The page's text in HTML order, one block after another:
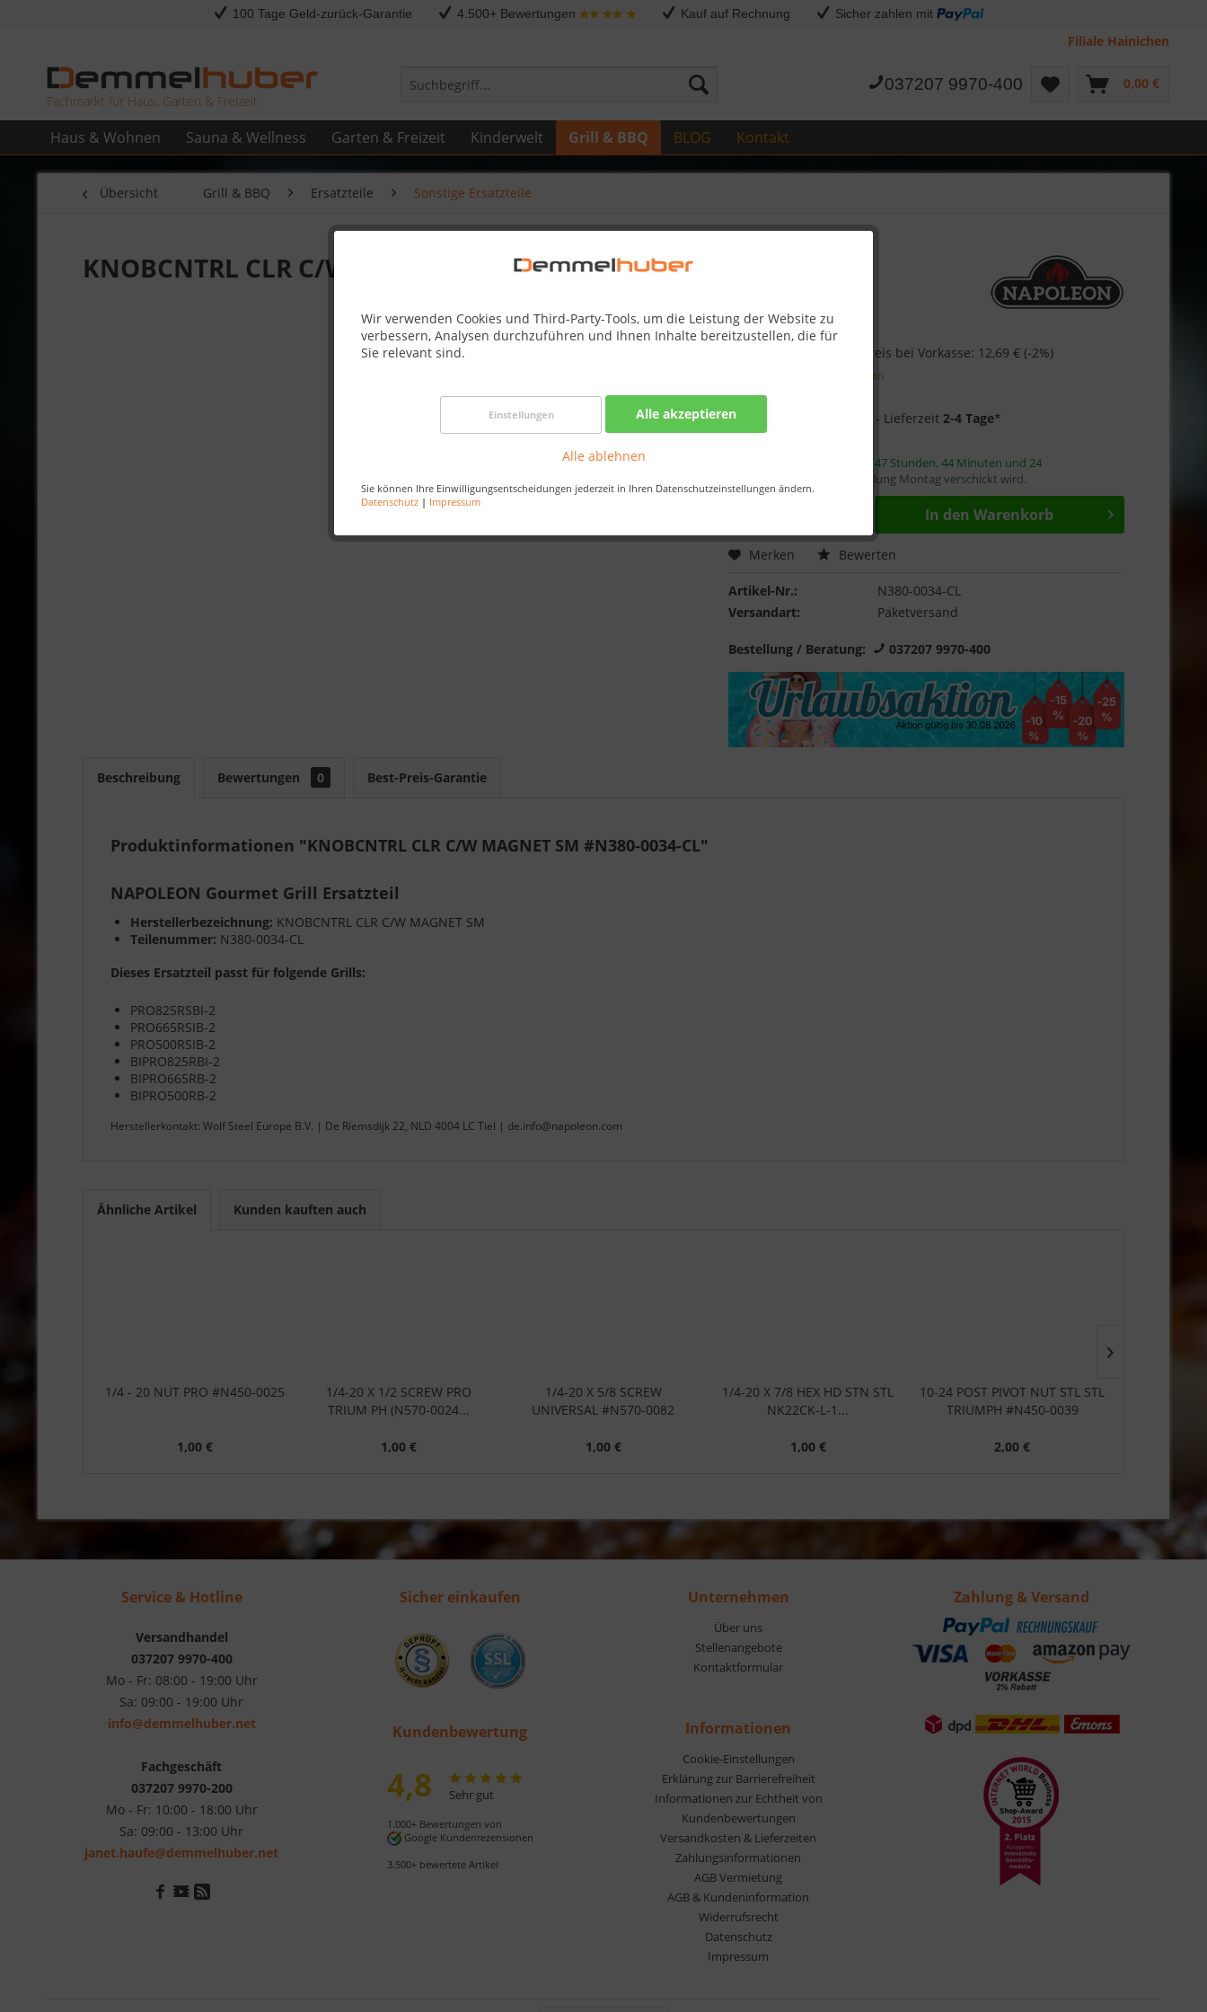
100 Tage Geld-zurück-Garantie 4.500+ Bewertungen Kauf auf Rechnung Sicher zahlen mit
Filiale Hainichen
Fachmarkt für Haus, Garten & Freizeit
037207 9970-400 0,00 €
Haus & Wohnen Sauna & Wellness Garten & Freizeit Kinderwelt Grill & BBQ BLOG Kontakt
Wir verwenden Cookies und Third-Party-Tools, um die Leistung der Website zu
verbessern, Analysen durchzuführen und Ihnen Inhalte bereitzustellen, die für
Sie relevant sind.
Einstellungen Alle akzeptieren
Alle ablehnen
Sie können Ihre Einwilligungsentscheidungen jederzeit in Ihren Datenschutzeinstellungen ändern.
Datenschutz | Impressum
Übersicht Grill & BBQ Ersatzteile Sonstige Ersatzteile
KNOBCNTRL CLR C/W MAGNET SM #N380-0034-CL
12,95 € Skonto-Preis bei Vorkasse: 12,69 € (-2%)
zzgl. Versandkosten
Best-Preis-Garantie
- Lieferzeit2-4 Tage*
Bestellen Sie innerhalb von47 Stunden, 44 Minuten und 23
, damit die Bestellung Montag verschickt wird.
In den Warenkorb
Merken Bewerten
Artikel-Nr.:
N380-0034-CL
Versandart:
Paketversand
Bestellung / Beratung: 037207 9970-400
Beschreibung Bewertungen 0 Best-Preis-Garantie
Produktinformationen "KNOBCNTRL CLR C/W MAGNET SM #N380-0034-CL"
NAPOLEON Gourmet Grill Ersatzteil
Herstellerbezeichnung: KNOBCNTRL CLR C/W MAGNET SM
Teilenummer: N380-0034-CL
Dieses Ersatzteil passt für folgende Grills:
PRO825RSBI-2
PRO665RSIB-2
PRO500RSIB-2
BIPRO825RBI-2
BIPRO665RB-2
BIPRO500RB-2
Herstellerkontakt: Wolf Steel Europe B.V. | De Riemsdijk 22, NLD 4004 LC Tiel | de.info@napoleon.com
Ähnliche Artikel Kunden kauften auch
1/4 - 20 NUT PRO #N450-0025
1,00 €
1/4-20 X 1/2 SCREW PRO
TRIUM PH (N570-0024...
1,00 €
1/4-20 X 5/8 SCREW
UNIVERSAL #N570-0082
1,00 €
1/4-20 X 7/8 HEX HD STN STL
NK22CK-L-1...
1,00 €
10-24 POST PIVOT NUT STL STL
TRIUMPH #N450-0039
2,00 €
Service & Hotline
Versandhandel
037207 9970-400
Mo - Fr: 08:00 - 19:00 Uhr
Sa: 09:00 - 19:00 Uhr
info@demmelhuber.net
Fachgeschäft
037207 9970-200
Mo - Fr: 10:00 - 18:00 Uhr
Sa: 09:00 - 13:00 Uhr
janet.haufe@demmelhuber.net
Sicher einkaufen
Kundenbewertung
4,8 Sehr gut
1.000+ Bewertungen von
Google Kundenrezensionen
3.500+ bewertete Artikel
Unternehmen
Über uns
Stellenangebote
Kontaktformular
Informationen
Cookie-Einstellungen
Erklärung zur Barrierefreiheit
Informationen zur Echtheit von
Kundenbewertungen
Versandkosten & Lieferzeiten
Zahlungsinformationen
AGB Vermietung
AGB & Kundeninformation
Widerrufsrecht
Datenschutz
Impressum
Zahlung & Versand